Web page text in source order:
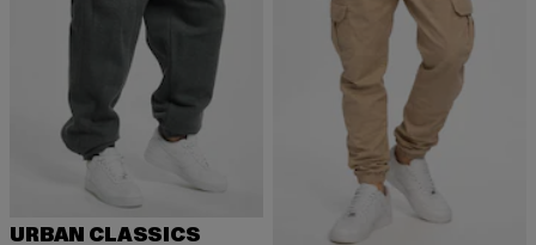
URBAN CLASSICS